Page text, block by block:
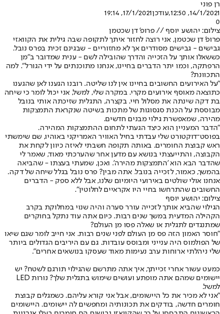
רן פוני
14/1/2021, 12:50
,עודכן17/1/2021, 19:14
0
צילום: יהושע יוסף // פרופ' דן שכטמן
פרופ' דן שכטמן, אני רוצה לחזור איתך לתקופה שבה גילית את הקוואזי
גבישים - גבישים מסודרים אך לא מחזוריים - שבגינם זכית בפרס נובל.
כששאלו אותך על הזכייה והדרך שהובילה לשם - ענית שמדובר ב"מן
הרפתקה, וכמו יתר הדברים בחיינו, אנחנו מתוכנתים על ידי הגורל". למה
התכוונת?
"על האירועים החשובים בחיינו אין לנו שליטה. רובנו הגענו לאן שהגענו
כתוצאה מאוסף אירועים מקרי. במקרה שלי, למשל, אני יכול לומר כי שיחה
בת דקה שינתה את מסלול חיי. בקצרה, התגלית שזיכתה אותי בנובל
מבוססת על הכנת סגסוגות של מתכות בשיטה שנקראת התמצקות
מהירה, שמאפשרת גילוי מבנים חדשים.
"הדבר המעניין הוא כיצד הגעתי לתחום ההתמצקות המהירה.
בפוסט־דוקטורט שלי עבדתי בחיל האוויר האמריקני באוהיו, שם שימשתי
ראש קבוצת החומרים. באותה תקופה חשבתי לאיזה כיוון לקחת את
הקבוצה, והתייעצתי בנושא עם מדען אחר שהערכתי מאוד, שאמר לי
שהדבר הבא הוא 'התמצקות מהירה'. ואכן, שמעתי בעצתו - שהביאה
בהמשך, כאמור, לזכייה בנובל. אתה מבין? פרס נובל בגלל שיחה של דקה.
אנחנו אולי שולטים באירועי היומיום שלנו, אבל ללא ספק - הדברים
החשובים שהתרחשו בחיי היו אקראיים לחלוטין".
צילום: יהושע יוסף
הגילוי שהביא אותך לזכייה עורר סערה והיה שנוי במחלוקת בקרב
הקהילה המדעית במשך שנים רבות. כיום אתה עוד נתקל בחוקרים
שמתנגדים לתגלית או שאלה פסו מן העולם?
"חוסר האמון הזה פס מן העולם לפני שנים רבות. אני חייב לומר שגם שיאו
של הפולמוס היה ענייני ומבוסס עובדות. גם עם היריבים הגדולים ביותר
שלי ניהלתי ארוחות ערב נעימות מאוד שעסקו בנושאים אחרים".
כמעט עשור אחרי זכייתך, איך אתה מתרשם שהגילוי תורגם לשטח? יש
יישומים שמהם אתה מופתע ועושים שימוש בתגלית שלך? נורות LED
למשל.
"אני לא מכיר את כל היישומים, אבל אני קורא עליהם. כשמגלים קבוצת
חומרים חדשה, בודקים את תכונותיה ומחפשים לה יישומים. היישומים